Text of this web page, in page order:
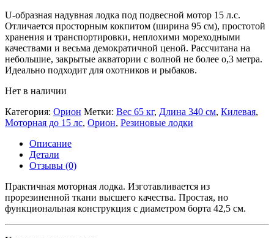
U-образная надувная лодка под подвесной мотор 15 л.с.
Отличается просторным кокпитом (ширина 95 см), простотой
хранения и транспортировки, неплохими мореходными
качествами и весьма демократичной ценой. Рассчитана на
небольшие, закрытые акватории с волной не более о,3 метра.
Идеально подходит для охотников и рыбаков.
Нет в наличии
Категория: Орион Метки: Вес 65 кг, Длина 340 см, Килевая,
Моторная до 15 лс, Орион, Резиновые лодки
Описание
Детали
Отзывы (0)
Практичная моторная лодка. Изготавливается из
прорезиненной ткани высшего качества. Простая, но
функциональная конструкция с диаметром борта 42,5 см.